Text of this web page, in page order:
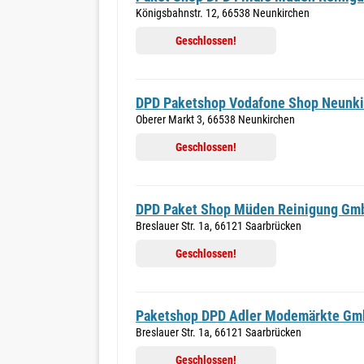
Königsbahnstr. 12, 66538 Neunkirchen
Geschlossen!
DPD Paketshop Vodafone Shop
Oberer Markt 3, 66538 Neunkirchen
Geschlossen!
DPD Paket Shop Müden Reinigung
Breslauer Str. 1a, 66121 Saarbrücken
Geschlossen!
Paketshop DPD Adler Modemärkte
Breslauer Str. 1a, 66121 Saarbrücken
Geschlossen!